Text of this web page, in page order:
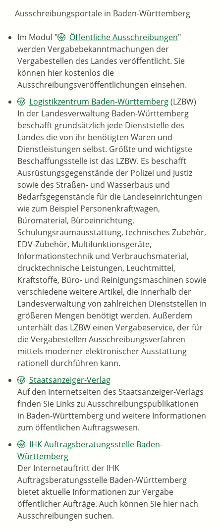
Ausschreibungsportale in Baden-Württemberg
Im Modul " Öffentliche Ausschreibungen"
werden Vergabebekanntmachungen der
Vergabestellen des Landes veröffentlicht. Sie
können hier kostenlos die
Ausschreibungsveröffentlichungen einsehen.
Logistikzentrum Baden-Württemberg(LZBW)
In der Landesverwaltung Baden-Württemberg
beschafft grundsätzlich jede Dienststelle des
Landes die von ihr benötigten Waren und
Dienstleistungen selbst. Größte und wichtigste
Beschaffungsstelle ist das LZBW. Es beschafft
Ausrüstungsgegenstände der Polizei und Justiz
sowie des Straßen- und Wasserbaus und
Bedarfsgegenstände für die Landeseinrichtungen
wie zum Beispiel Personenkraftwagen,
Büromaterial, Büroeinrichtung,
Schulungsraumausstattung, technisches Zubehör,
EDV-Zubehör, Multifunktionsgeräte,
Informationstechnik und Verbrauchsmaterial,
drucktechnische Leistungen, Leuchtmittel,
Kraftstoffe, Büro- und Reinigungsmaschinen sowie
verschiedene weitere Artikel, die innerhalb der
Landesverwaltung von zahlreichen Dienststellen in
größeren Mengen benötigt werden. Außerdem
unterhält das LZBW einen Vergabeservice, der für
die Vergabestellen Ausschreibungsverfahren
mittels moderner elektronischer Ausstattung
rationell durchführen kann.
Staatsanzeiger-Verlag
Auf den Internetseiten des Staatsanzeiger-Verlags
finden Sie Links zu Ausschreibungspublikationen
in Baden-Württemberg und weitere Informationen
zum öffentlichen Auftragswesen.
IHK Auftragsberatungsstelle Baden-
Württemberg
Der Internetauftritt der IHK
Auftragsberatungsstelle Baden-Württemberg
bietet aktuelle Informationen zur Vergabe
öffentlicher Aufträge. Auch können Sie hier nach
Ausschreibungen suchen.